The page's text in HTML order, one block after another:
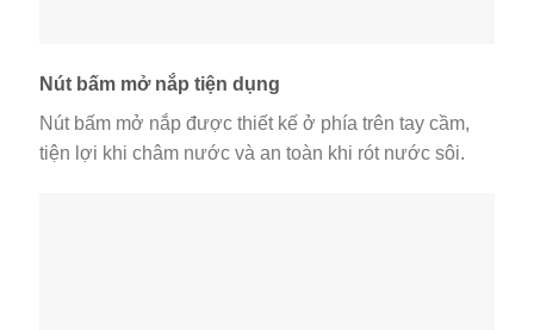
Nút bấm mở nắp tiện dụng
Nút bấm mở nắp được thiết kế ở phía trên tay cầm,
tiện lợi khi châm nước và an toàn khi rót nước sôi.